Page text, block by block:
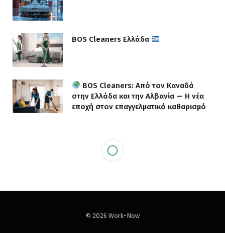
BOS Cleaners Ελλάδα
BOS Cleaners: Από τον Καναδά
στην Ελλάδα και την Αλβανία — Η νέα
εποχή στον επαγγελματικό καθαρισμό
© 2026 Work-Now